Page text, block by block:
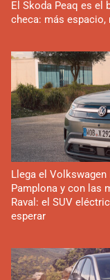
El Skoda Peaq es el
checa: más
Llega el
Pamplona y con las
Raval: el SUV
esperar